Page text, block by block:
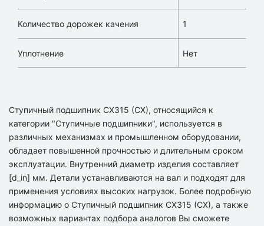
Количество дорожек качения 1
Уплотнение Нет
Ступичный подшипник CX315 (CX), относящийся к
категории "Ступичные подшипники", используется в
различных механизмах и промышленном оборудовании,
обладает повышенной прочностью и длительным сроком
эксплуатации. Внутренний диаметр изделия составляет
[d_in] мм. Детали устанавливаются на вал и подходят для
применения условиях высоких нагрузок. Более подробную
информацию о Ступичный подшипник CX315 (CX), а также
возможных вариантах подбора аналогов Вы сможете